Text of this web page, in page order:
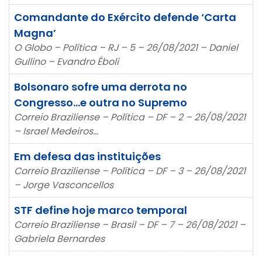
Comandante do Exército defende ‘Carta
Magna’
O Globo – Política – RJ – 5 – 26/08/2021 – Daniel
Gullino – Evandro Éboli
Bolsonaro sofre uma derrota no
Congresso…e outra no Supremo
Correio Braziliense – Política – DF – 2 – 26/08/2021
– Israel Medeiros…
Em defesa das instituições
Correio Braziliense – Política – DF – 3 – 26/08/2021
– Jorge Vasconcellos
STF define hoje marco temporal
Correio Braziliense – Brasil – DF – 7 – 26/08/2021 –
Gabriela Bernardes